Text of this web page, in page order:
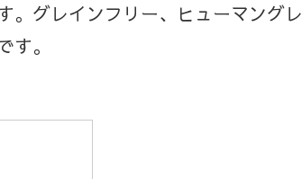
。グレインフリー、ヒューマングレ
。